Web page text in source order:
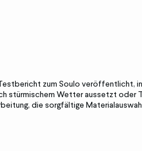
zum Soulo veröffentlicht,
stürmischem Wetter aussetzt oder
die sorgfältige